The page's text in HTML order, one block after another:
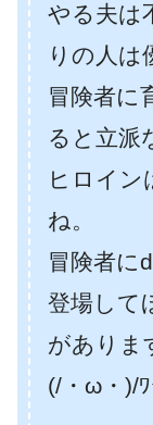
やる夫は
りの人は
冒険者に
ると立派
ヒロイン
ね。
冒険者に
登場して
がありま
(/・ω・)/ﾜ